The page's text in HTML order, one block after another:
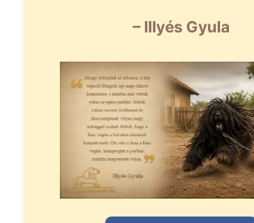
– Illyés Gyula